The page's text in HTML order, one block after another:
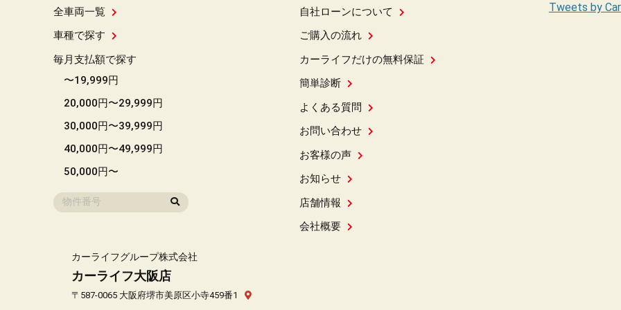
全車両一覧
車種で探す
毎月支払額で探す
〜19,999円
20,000円〜29,999円
30,000円〜39,999円
40,000円〜49,999円
50,000円〜
自社ローンについて
ご購入の流れ
カーライフだけの無料保証
簡単診断
よくある質問
お問い合わせ
お客様の声
お知らせ
店舗情報
会社概要
Tweets by
カーライフグループ株式会社
カーライフ大阪店
〒587-0065 大阪府堺市美原区小寺459番1